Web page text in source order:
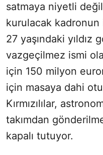
satmaya niyetli
kurulacak
27 yaşındaki yıldız
vazgeçilmez ismi
için 150 milyon
için masaya dahi
Kırmızılılar,
takımdan
kapalı tutuyor.